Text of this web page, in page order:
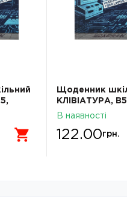
Щоденник
КЛІВІАТУРА,
40арк, тверд.
KIDS Line
В наявності
122.00 грн.